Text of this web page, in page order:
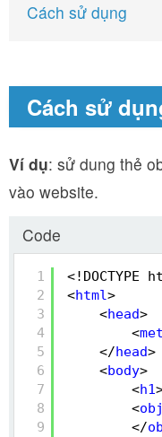
Cách sử dụng
Cách sử
Ví dụ: sử dung thẻ
vào website.
Code
1
2
3
4
5
6
7
8
9
<!DOCTYPE
<html>
<head>
<
</head>
<body>
<h1
<
</